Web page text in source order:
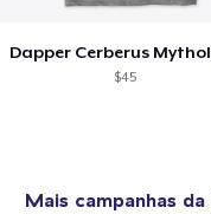
$45
Mais campanhas da